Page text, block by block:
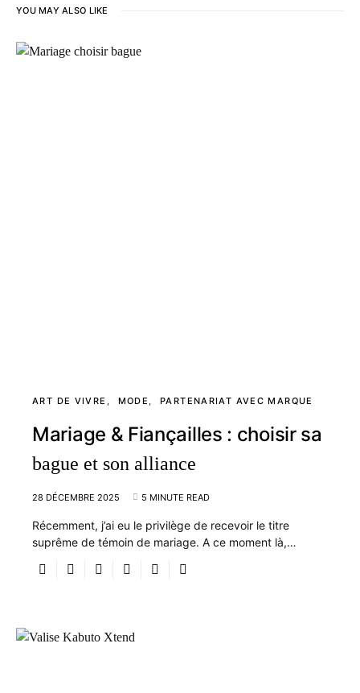
YOU MAY ALSO LIKE
ART DE VIVRE MODE PARTENARIAT AVEC MARQUE
Mariage & Fiançailles : choisir sa
bague et son alliance
28 DÉCEMBRE 2025 5 MINUTE READ
Récemment, j’ai eu le privilège de recevoir le titre
suprême de témoin de mariage. A ce moment là,…